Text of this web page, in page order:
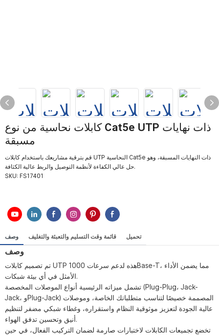
كابلات نحاسية من نوع Cat5e UTP ذات نهايات
مسبقة
قم بترقية مشاريعك باستخدام كابلات UTP النحاسية Cat5e ذات النهايات المسبقة، وهو
حل عالي الكفاءة لأنظمة التوصيل والربط عالية الكثافة.
SKU: FS17401
وصف قائمة وقت التسليم والتعبئة والتغليف تحميل
وصف
تم تصميم كابلات UTP هذه لدعم سرعات 1000Base-T، مما يضمن الأداء
الأمثل في أي بيئة شبكات.
تشمل ميزاته الرئيسية أنواع الموصلات المخصصة (Plug-Plug، Jack-
Jack، وPlug-Jack) المصممة خصيصًا لتناسب متطلباتك الخاصة، وموصلات
عالية الجودة لتعزيز موثوقية النظام واستقراره، وغطاء شبكي مضفر لتنظيم
أنيق وتحسين تدفق الهواء.
تخضع تجميعات الكابلات لاختبارات صارمة لضمان التركيب الفعال، في حين